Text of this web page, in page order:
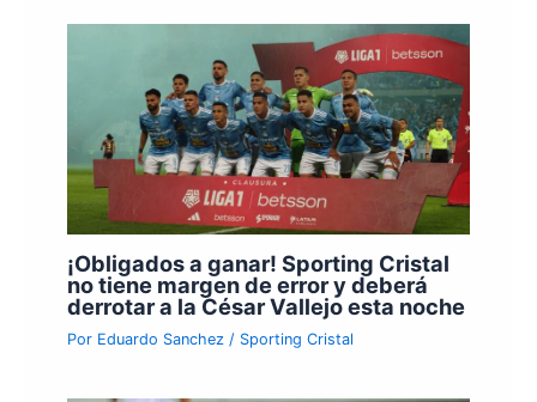
¡Obligados a ganar! Sporting Cristal
no tiene margen de error y deberá
derrotar a la César Vallejo esta noche
Por Eduardo Sanchez / Sporting Cristal